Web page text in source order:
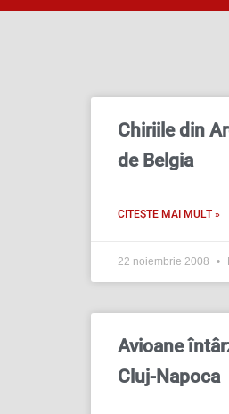
Chiriile din
de Belgia
CITEȘTE MAI MULT »
22 noiembrie 2008
Avioane
Cluj-Napoca